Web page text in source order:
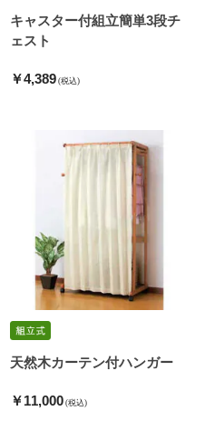
キャスター付組立簡単3段チ
ェスト
￥4,389 (税込)
天然木カーテン付ハンガー
￥11,000 (税込)